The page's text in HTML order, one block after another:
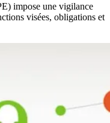
impose une vigilance
visées, obligations et